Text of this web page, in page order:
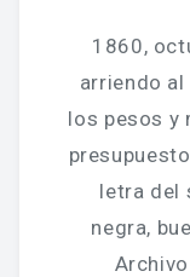
1860,
arriendo
los pesos y
letra del
negra,